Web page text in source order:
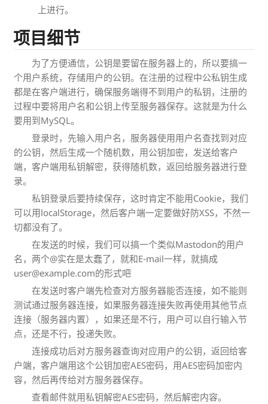
上进行。
项目细节
为了方便通信，公钥是要留在服务器上的，所以要搞一
个用户系统，存储用户的公钥。在注册的过程中公私钥生成
都是在客户端进行，确保服务端得不到用户的私钥，注册的
过程中要将用户名和公钥上传至服务器保存。这就是为什么
要用到MySQL。
登录时，先输入用户名，服务器使用用户名查找到对应
的公钥，然后生成一个随机数，用公钥加密，发送给客户
端，客户端用私钥解密，获得随机数，返回给服务器进行登
录。
私钥登录后要持续保存，这时肯定不能用Cookie，我们
可以用localStorage，然后客户端一定要做好防XSS，不然一
切都没有了。
在发送的时候，我们可以搞一个类似Mastodon的用户
名，两个@实在是太蠢了，就和E-mail一样，就搞成
user@example.com的形式吧
在发送时客户端先检查对方服务器能否连接，如不能则
测试通过服务器连接，如果服务器连接失败再使用其他节点
连接（服务器内置），如果还是不行，用户可以自行输入节
点，还是不行，投递失败。
连接成功后对方服务器查询对应用户的公钥，返回给客
户端，客户端用这个公钥加密AES密码，用AES密码加密内
容，然后再传给对方服务器保存。
查看邮件就用私钥解密AES密码，然后解密内容。